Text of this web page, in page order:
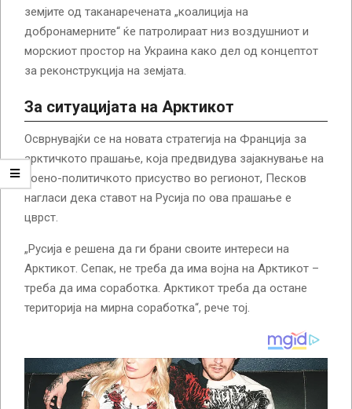
земјите од таканаречената „коалиција на
добронамерните“ ќе патролираат низ воздушниот и
морскиот простор на Украина како дел од концептот
за реконструкција на земјата.
За ситуацијата на Арктикот
Осврнувајќи се на новата стратегија на Франција за
арктичкото прашање, која предвидува зајакнување на
воено-политичкото присуство во регионот, Песков
нагласи дека ставот на Русија по ова прашање е
цврст.
„Русија е решена да ги брани своите интереси на
Арктикот. Сепак, не треба да има војна на Арктикот –
треба да има соработка. Арктикот треба да остане
територија на мирна соработка“, рече тој.